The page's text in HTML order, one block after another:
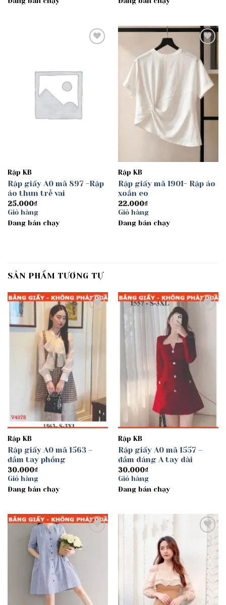
Rập KB
Rập giấy A0 mã 897 -Rập
áo thun trễ vai
25.000₫
Giỏ hàng
Đang bán chạy
wishlist
Rập KB
Rập giấy mã 1901- Rập áo
xoắn eo
22.000₫
Giỏ hàng
Đang bán chạy
SẢN PHẨM TƯƠNG TỰ
Rập KB
Rập giấy A0 mã 1563 –
đầm tay phồng
30.000₫
Giỏ hàng
Đang bán chạy
wishlist
Rập KB
Rập giấy A0 mã 1557 –
đầm dáng A tay dài
30.000₫
Giỏ hàng
Đang bán chạy
Add to
wishlist
Add to
wishlist